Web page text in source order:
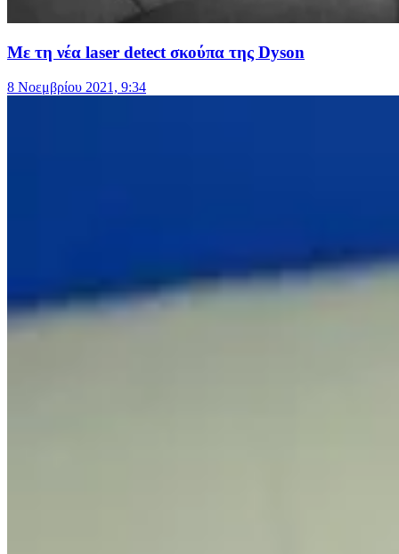
Με τη νέα laser detect σκούπα της Dyson
8 Νοεμβρίου 2021, 9:34